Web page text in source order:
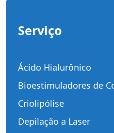
Serviço
Ácido Hialurônico
Bioestimuladores de
Criolipólise
Depilação a Laser